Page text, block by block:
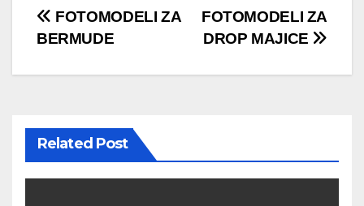
Post
FOTOMODELI ZA
DROP MAJICE
FOTOMODELI ZA
BERMUDE
Related Post